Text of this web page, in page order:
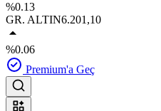
%0.13
GR. ALTIN6.201,10
%0.06
Premium'a Geç